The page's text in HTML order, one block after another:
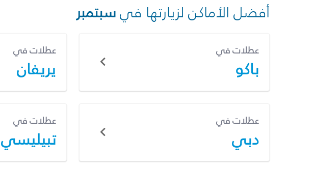
أفضل الأماكن لزيارتها فيسبتمبر
عطلات في
باكو
عطلات في
يريفان
عطلات في
دبي
عطلات في
تبيليسي